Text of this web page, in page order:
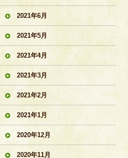
2021年6月
2021年5月
2021年4月
2021年3月
2021年2月
2021年1月
2020年12月
2020年11月